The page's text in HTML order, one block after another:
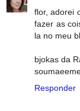
flor, adorei
fazer as
la no meu
bjokas da
Responder